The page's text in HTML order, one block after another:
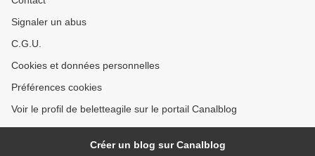
Signaler un abus
C.G.U.
Cookies et données personnelles
Préférences cookies
Voir le profil de beletteagile sur le portail Canalblog
Créer un blog sur Canalblog